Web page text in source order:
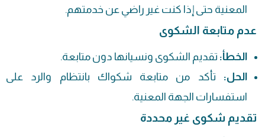
المعنية حتى إذا كنت غير راضي عن خدمتهم.
عدم متابعة الشكوى
الخطأ: تقديم الشكوى ونسيانها دون متابعة.
الحل: تأكد من متابعة شكواك بانتظام والرد على
استفسارات الجهة المعنية.
تقديم شكوى غير محددة